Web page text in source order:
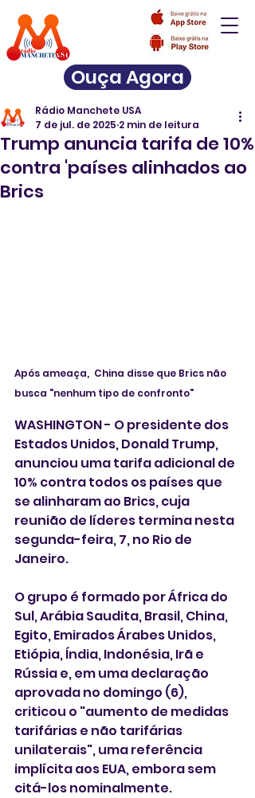
Ouça Agora
Trump anuncia tarifa de 10%
contra 'países alinhados ao
Brics
Rádio Manchete USA
7 de jul. de 2025 2 min de leitura
Após ameaça,  China disse que Brics não
busca "nenhum tipo de confronto"
WASHINGTON - O presidente dos
Estados Unidos, Donald Trump,
anunciou uma tarifa adicional de
10% contra todos os países que
se alinharam ao Brics, cuja
reunião de líderes termina nesta
segunda-feira, 7, no Rio de
Janeiro.
O grupo é formado por África do
Sul, Arábia Saudita, Brasil, China,
Egito, Emirados Árabes Unidos,
Etiópia, Índia, Indonésia, Irã e
Rússia e, em uma declaração
aprovada no domingo (6),
criticou o "aumento de medidas
tarifárias e não tarifárias
unilaterais", uma referência
implícita aos EUA, embora sem
citá-los nominalmente.